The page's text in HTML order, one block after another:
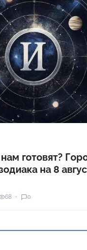
готовят?
на 8
68 0